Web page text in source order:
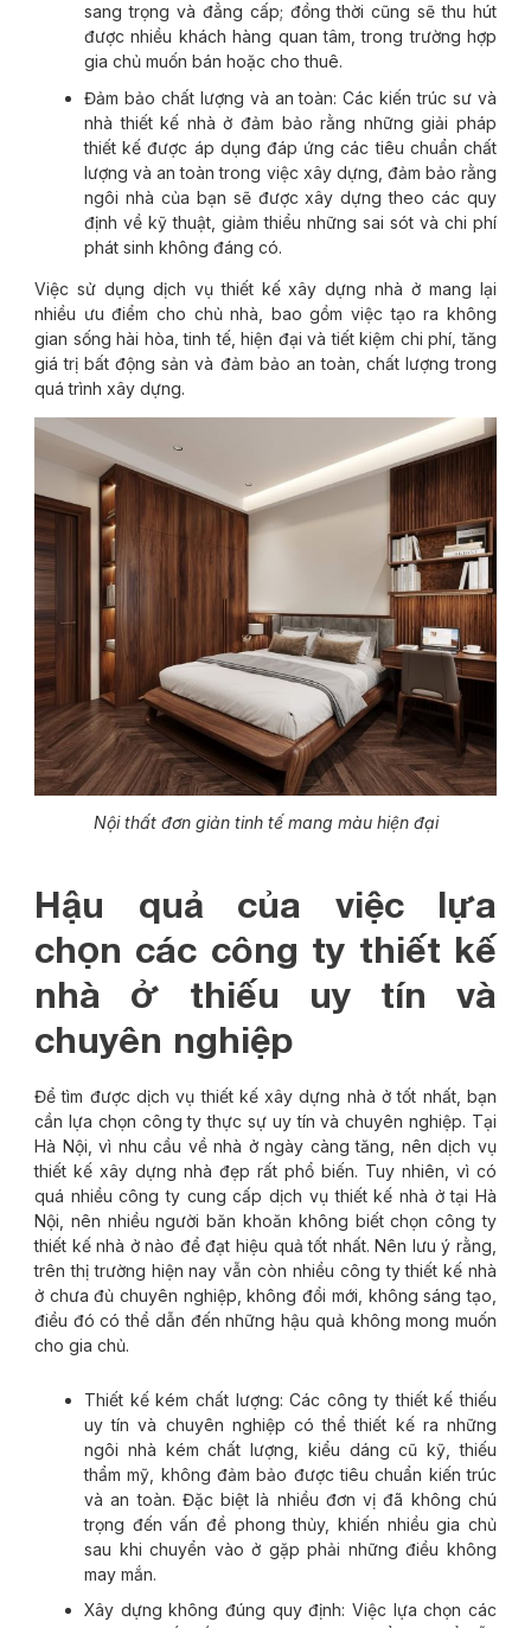
sang trọng và đẳng cấp; đồng thời cũng sẽ thu hút
được nhiều khách hàng quan tâm, trong trường hợp
gia chủ muốn bán hoặc cho thuê.
Đảm bảo chất lượng và an toàn: Các kiến trúc sư và
nhà thiết kế nhà ở đảm bảo rằng những giải pháp
thiết kế được áp dụng đáp ứng các tiêu chuẩn chất
lượng và an toàn trong việc xây dựng, đảm bảo rằng
ngôi nhà của bạn sẽ được xây dựng theo các quy
định về kỹ thuật, giảm thiểu những sai sót và chi phí
phát sinh không đáng có.
Việc sử dụng dịch vụ thiết kế xây dựng nhà ở mang lại
nhiều ưu điểm cho chủ nhà, bao gồm việc tạo ra không
gian sống hài hòa, tinh tế, hiện đại và tiết kiệm chi phí, tăng
giá trị bất động sản và đảm bảo an toàn, chất lượng trong
quá trình xây dựng.
Nội thất đơn giản tinh tế mang màu hiện đại
Hậu quả của việc lựa
chọn các công ty thiết kế
nhà ở thiếu uy tín và
chuyên nghiệp
Để tìm được dịch vụ thiết kế xây dựng nhà ở tốt nhất, bạn
cần lựa chọn công ty thực sự uy tín và chuyên nghiệp. Tại
Hà Nội, vì nhu cầu về nhà ở ngày càng tăng, nên dịch vụ
thiết kế xây dựng nhà đẹp rất phổ biến. Tuy nhiên, vì có
quá nhiều công ty cung cấp dịch vụ thiết kế nhà ở tại Hà
Nội, nên nhiều người băn khoăn không biết chọn công ty
thiết kế nhà ở nào để đạt hiệu quả tốt nhất. Nên lưu ý rằng,
trên thị trường hiện nay vẫn còn nhiều công ty thiết kế nhà
ở chưa đủ chuyên nghiệp, không đổi mới, không sáng tạo,
điều đó có thể dẫn đến những hậu quả không mong muốn
cho gia chủ.
Thiết kế kém chất lượng: Các công ty thiết kế thiếu
uy tín và chuyên nghiệp có thể thiết kế ra những
ngôi nhà kém chất lượng, kiểu dáng cũ kỹ, thiếu
thẩm mỹ, không đảm bảo được tiêu chuẩn kiến trúc
và an toàn. Đặc biệt là nhiều đơn vị đã không chú
trọng đến vấn đề phong thủy, khiến nhiều gia chủ
sau khi chuyển vào ở gặp phải những điều không
may mắn.
Xây dựng không đúng quy định: Việc lựa chọn các